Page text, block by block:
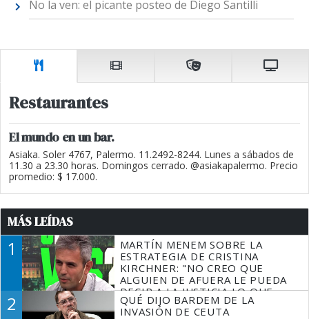
No la ven: el picante posteo de Diego Santilli
Restaurantes
El mundo en un bar.
Asiaka. Soler 4767, Palermo. 11.2492-8244. Lunes a sábados de
11.30 a 23.30 horas. Domingos cerrado. @asiakapalermo. Precio
promedio: $ 17.000.
MÁS LEÍDAS
1
MARTÍN MENEM SOBRE LA
ESTRATEGIA DE CRISTINA
KIRCHNER: "NO CREO QUE
ALGUIEN DE AFUERA LE PUEDA
DECIR A LA JUSTICIA LO QUE
TIENE QUE HACER"
2
QUÉ DIJO BARDEM DE LA
INVASIÓN DE CEUTA